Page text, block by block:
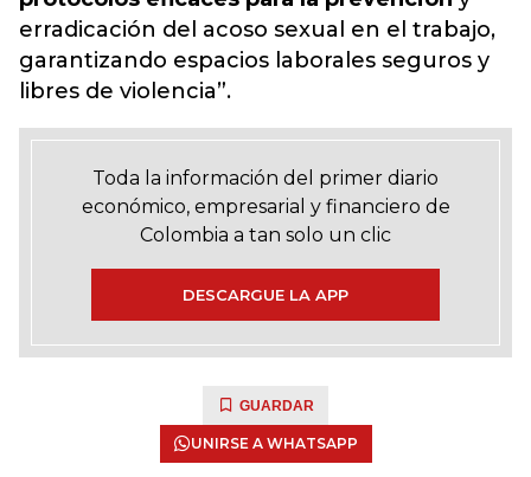
erradicación del acoso sexual en el trabajo,
garantizando espacios laborales seguros y
libres de violencia”.
Toda la información del primer diario
económico, empresarial y financiero de
Colombia a tan solo un clic
DESCARGUE LA APP
GUARDAR
UNIRSE A WHATSAPP